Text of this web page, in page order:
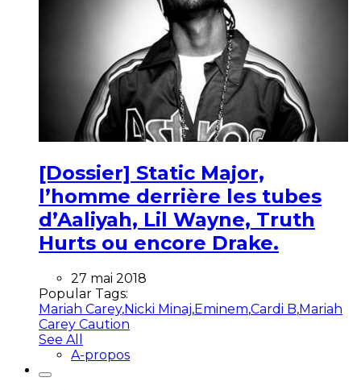
[Dossier] Static Major,
l’homme derrière les tubes
d’Aaliyah, Lil Wayne, Truth
Hurts ou encore Drake.
27 mai 2018
Popular Tags:
Mariah Carey,Nicki Minaj,Eminem,Cardi B,Mariah
Carey Caution
See All
A-propos